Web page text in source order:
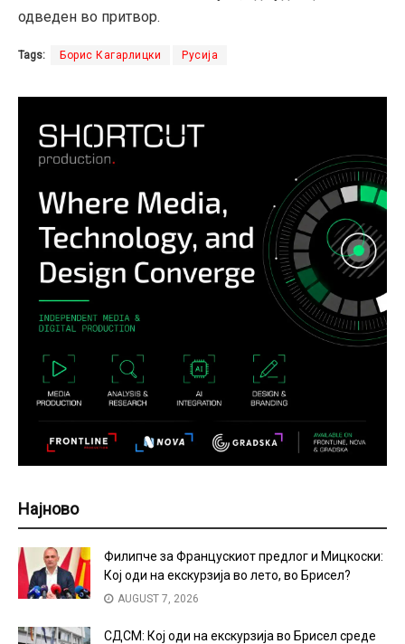
одведен во притвор.
Tags: Борис Кагарлицки Русија
Најново
Филипче за Францускиот предлог и Мицкоски:
Кој оди на екскурзија во лето, во Брисел?
AUGUST 7, 2026
СДСМ: Кој оди на екскурзија во Брисел среде